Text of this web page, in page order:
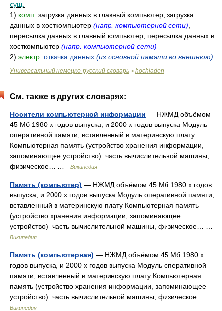
сущ.
1) комп. загрузка данных в главный компьютер, загрузка
данных в хосткомпьютер (напр. компьютерной сети)
пересылка данных в главный компьютер, пересылка данных в
хосткомпьютер (напр. компьютерной сети)
2) электр. откачка данных (из основной памяти во внешнюю)
Универсальный немецко-русский словарь > hochladen
См. также в других словарях:
Носители компьютерной информации — НЖМД объёмом
45 Мб 1980 х годов выпуска, и 2000 х годов выпуска Модуль
оперативной памяти, вставленный в материнскую плату
Компьютерная память (устройство хранения информации,
запоминающее устройство) часть вычислительной машины,
физическое… …
Википедия
Память (компьютер) — НЖМД объёмом 45 Мб 1980 х годов
выпуска, и 2000 х годов выпуска Модуль оперативной памяти,
вставленный в материнскую плату Компьютерная память
(устройство хранения информации, запоминающее
устройство) часть вычислительной машины, физическое… …
Википедия
Память (компьютерная) — НЖМД объёмом 45 Мб 1980 х
годов выпуска, и 2000 х годов выпуска Модуль оперативной
памяти, вставленный в материнскую плату Компьютерная
память (устройство хранения информации, запоминающее
устройство) часть вычислительной машины, физическое… …
Википедия